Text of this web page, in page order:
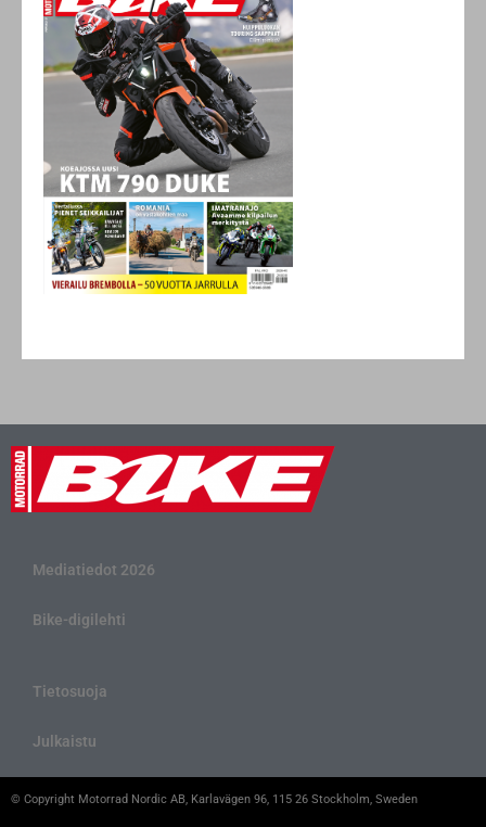
Mediatiedot 2026
Bike-digilehti
Tietosuoja
Julkaistu
© Copyright Motorrad Nordic AB, Karlavägen 96, 115 26 Stockholm, Sweden